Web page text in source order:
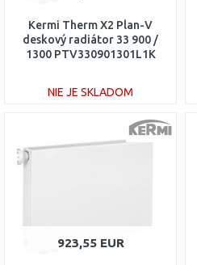
Kermi Therm X2 Plan-V
deskový radiátor 33 900 /
1300 PTV330901301L1K
NIE JE SKLADOM
DO KOŠÍKA
923,55 EUR